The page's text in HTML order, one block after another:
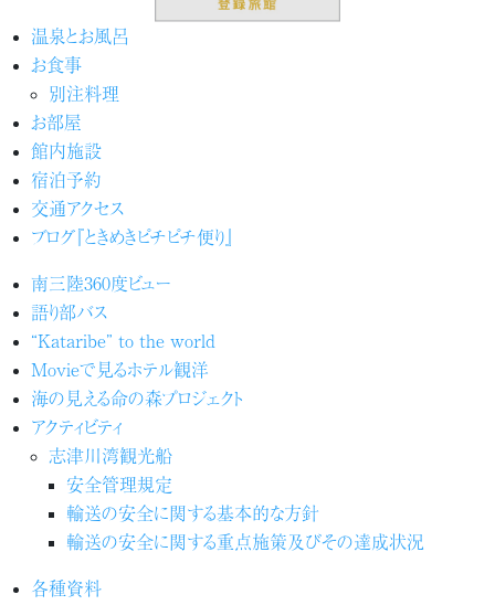
温泉とお風呂
お食事
別注料理
お部屋
館内施設
宿泊予約
交通アクセス
ブログ『ときめきピチピチ便り』
南三陸360度ビュー
語り部バス
“Kataribe” to the world
Movieで見るホテル観洋
海の見える命の森プロジェクト
アクティビティ
志津川湾観光船
安全管理規定
輸送の安全に関する基本的な方針
輸送の安全に関する重点施策及びその達成状況
各種資料